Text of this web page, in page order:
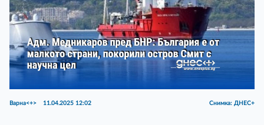
Варна<+> 11.04.2025 12:02 Снимка: ДНЕС+